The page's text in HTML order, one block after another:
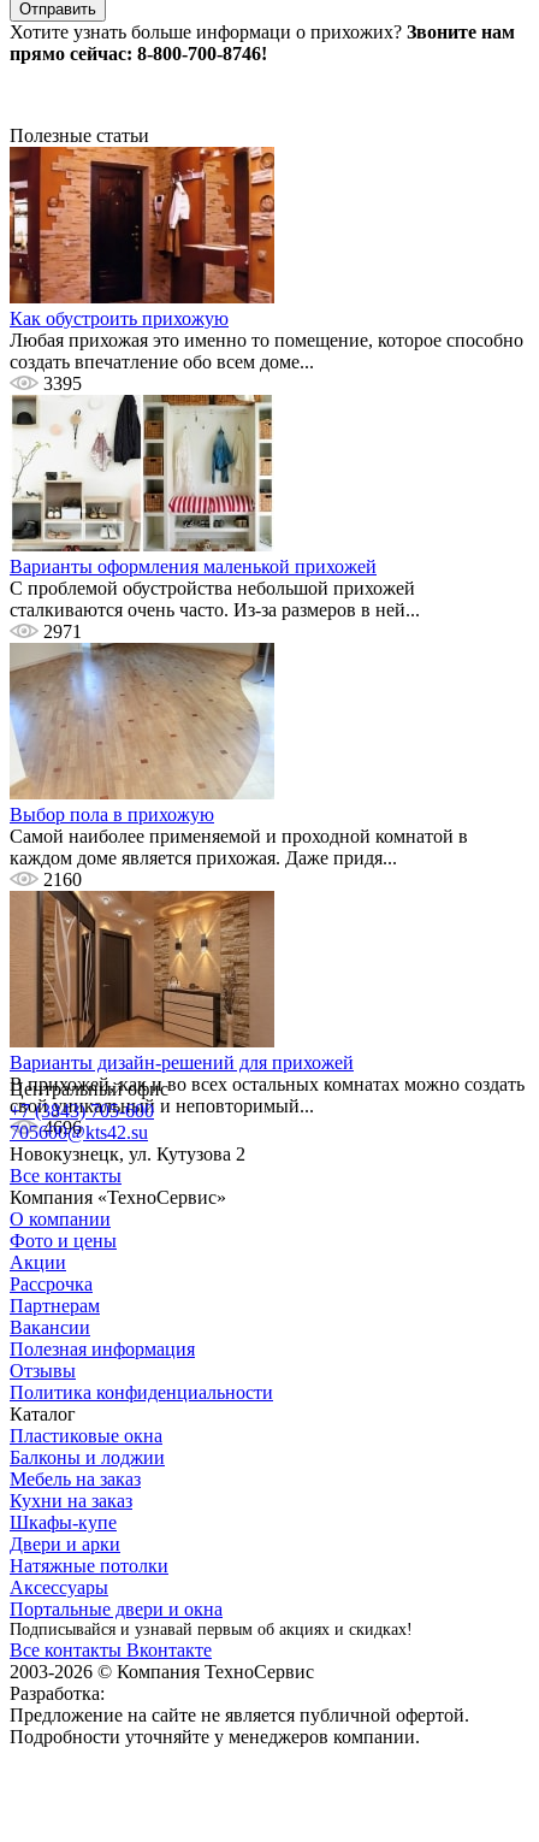
Хотите узнать больше информаци о прихожих? Звоните нам
прямо сейчас: 8-800-700-8746!
Полезные статьи
Как обустроить прихожую
Любая прихожая это именно то помещение, которое способно
создать впечатление обо всем доме...
3395
Варианты оформления маленькой прихожей
С проблемой обустройства небольшой прихожей
сталкиваются очень часто. Из-за размеров в ней...
2971
Выбор пола в прихожую
Самой наиболее применяемой и проходной комнатой в
каждом доме является прихожая. Даже придя...
2160
Варианты дизайн-решений для прихожей
В прихожей, как и во всех остальных комнатах можно создать
свой уникальный и неповторимый...
4696
Центральный офис
+7 (3843) 705-600
705600@kts42.su
Новокузнецк, ул. Кутузова 2
Все контакты
Компания «ТехноСервис»
О компании
Фото и цены
Акции
Рассрочка
Партнерам
Вакансии
Полезная информация
Отзывы
Политика конфиденциальности
Каталог
Пластиковые окна
Балконы и лоджии
Мебель на заказ
Кухни на заказ
Шкафы-купе
Двери и арки
Натяжные потолки
Аксессуары
Портальные двери и окна
Подписывайся и узнавай первым об акциях и скидках!
Все контакты Вконтакте
2003-2026 © Компания ТехноСервис
Разработка:
Предложение на сайте не является публичной офертой.
Подробности уточняйте у менеджеров компании.